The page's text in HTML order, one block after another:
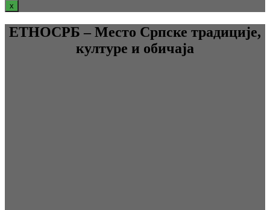
x
ЕТНОСРБ – Место Српске традиције,
културе и обичаја